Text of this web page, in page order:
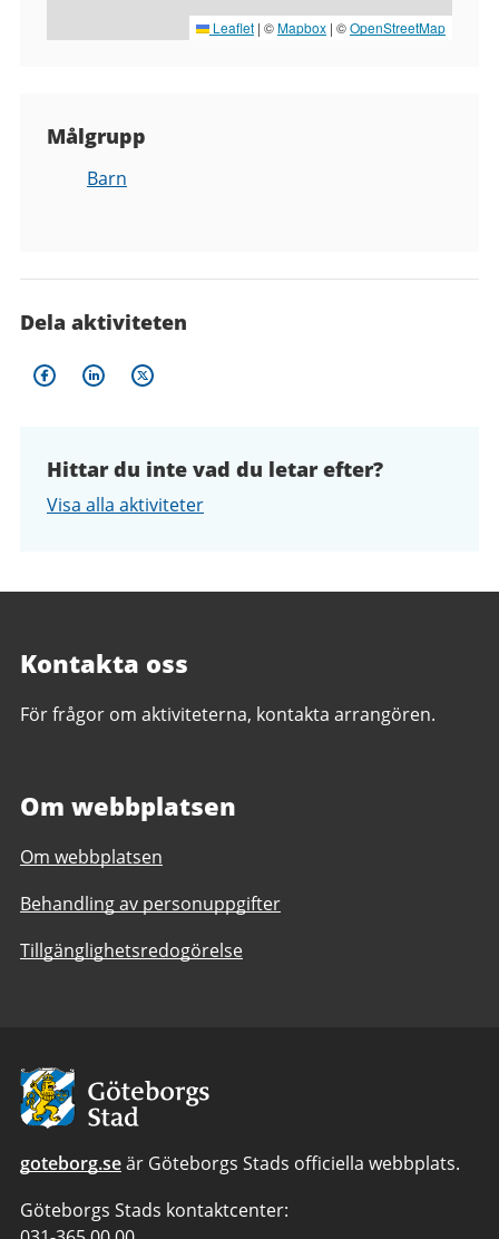
Leaflet | ©Mapbox | ©OpenStreetMap
Målgrupp
Barn
Dela aktiviteten
Hittar du inte vad du letar efter?
Visa alla aktiviteter
Kontakta oss
För frågor om aktiviteterna, kontakta arrangören.
Om webbplatsen
Om webbplatsen
Behandling av personuppgifter
Tillgänglighetsredogörelse
Avsändare
goteborg.seär Göteborgs Stads officiella webbplats.
Göteborgs Stads kontaktcenter: